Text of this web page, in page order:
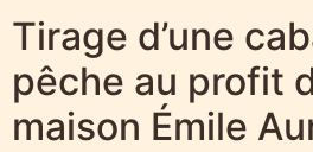
Tirage d’une
pêche au profit
maison Émile